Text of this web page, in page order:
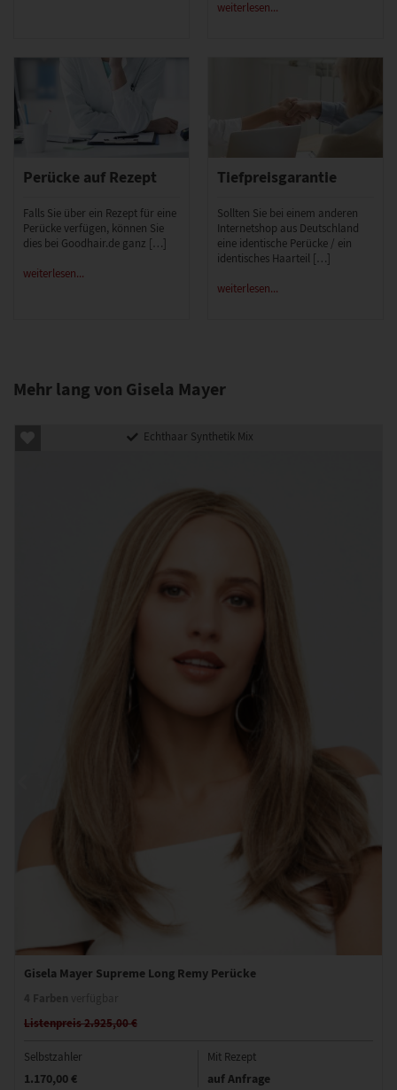
weiterlesen...
Perücke auf Rezept
Falls Sie über ein Rezept für eine
Perücke verfügen, können Sie
dies bei Goodhair.de ganz […]
weiterlesen...
Tiefpreisgarantie
Sollten Sie bei einem anderen
Internetshop aus Deutschland
eine identische Perücke / ein
identisches Haarteil […]
weiterlesen...
Mehr lang von Gisela Mayer
Echthaar Synthetik Mix
Gisela Mayer Supreme Long Remy Perücke
Listenpreis 2.925,00 €
Selbstzahler
1.170,00 €
Mit Rezept
auf Anfrage